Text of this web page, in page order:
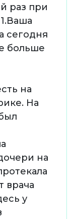
раз при
сегодня
больше
на
На
на
врача
у